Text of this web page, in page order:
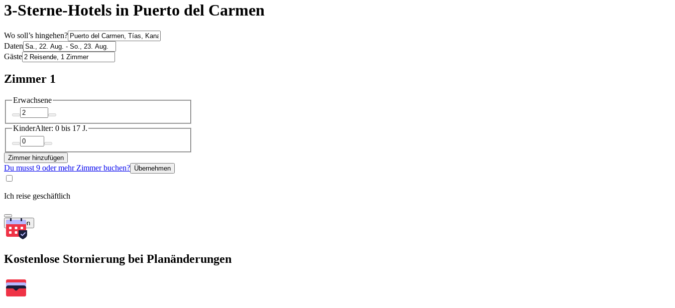
3-Sterne-Hotels in Puerto del Carmen
Wo soll’s hingehen?
Daten
Gäste
Zimmer 1
Erwachsene
KinderAlter: 0 bis 17 J.
Zimmer hinzufügen
Du musst 9 oder mehr Zimmer buchen? Übernehmen
Ich reise geschäftlich
Suchen
Kostenlose Stornierung bei Planänderungen